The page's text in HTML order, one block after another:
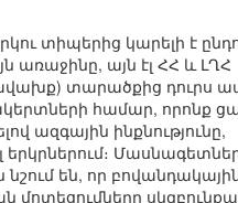
տիպերից կարելի է
առաջինը, այն էլ ՀՀ և ԼՂՀ
տարածքից դուրս
համար, որոնք
ազգային ինքնությունը,
երկրներում։
են, որ